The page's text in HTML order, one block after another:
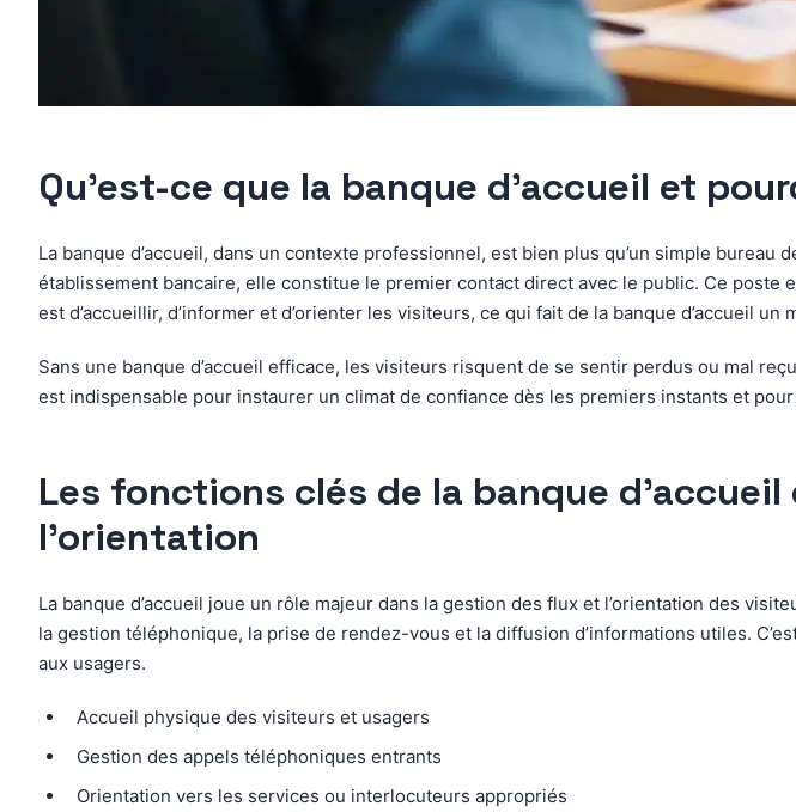
Qu’est-ce que la banque d’accueil et
La banque d’accueil, dans un contexte professionnel, est bien plus qu’un simple
établissement bancaire, elle constitue le premier contact direct avec le public. Ce poste
est d’accueillir, d’informer et d’orienter les visiteurs, ce qui fait de la banque d’accueil
Sans une banque d’accueil efficace, les visiteurs risquent de se sentir perdus ou mal
est indispensable pour instaurer un climat de confiance dès les premiers instants et
Les fonctions clés de la banque
l’orientation
La banque d’accueil joue un rôle majeur dans la gestion des flux et l’orientation des
la gestion téléphonique, la prise de rendez-vous et la diffusion d’informations utiles.
aux usagers.
Accueil physique des visiteurs et usagers
Gestion des appels téléphoniques entrants
Orientation vers les services ou interlocuteurs appropriés